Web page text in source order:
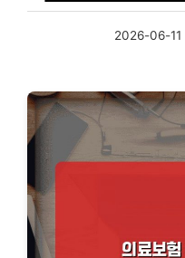
2026-06-11